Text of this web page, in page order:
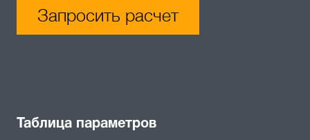
Запросить расчет
Таблица параметров